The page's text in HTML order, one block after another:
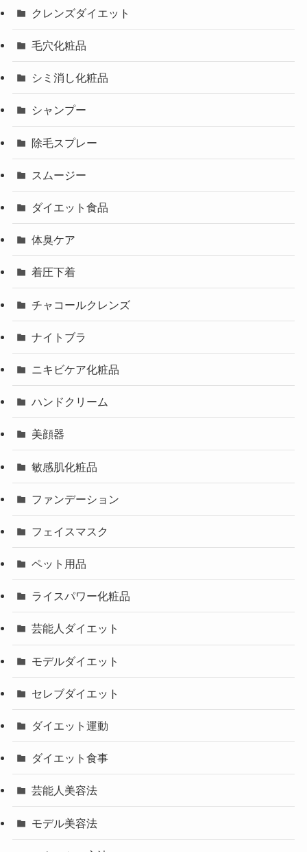
クレンズダイエット
毛穴化粧品
シミ消し化粧品
シャンプー
除毛スプレー
スムージー
ダイエット食品
体臭ケア
着圧下着
チャコールクレンズ
ナイトブラ
ニキビケア化粧品
ハンドクリーム
美顔器
敏感肌化粧品
ファンデーション
フェイスマスク
ペット用品
ライスパワー化粧品
芸能人ダイエット
モデルダイエット
セレブダイエット
ダイエット運動
ダイエット食事
芸能人美容法
モデル美容法